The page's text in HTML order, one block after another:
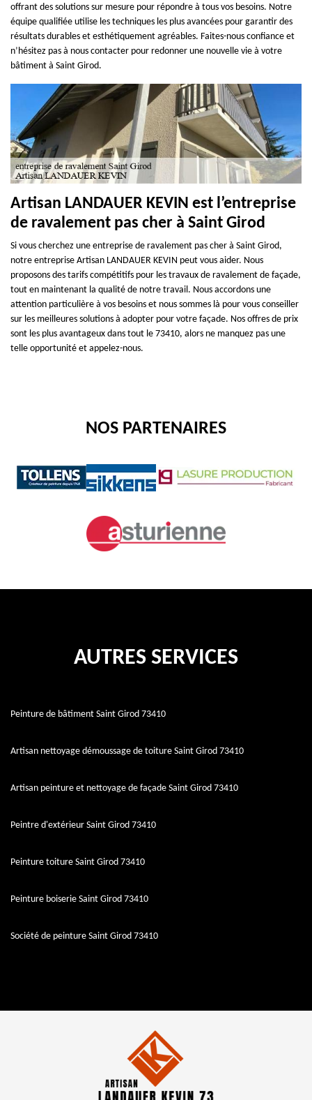
offrant des solutions sur mesure pour répondre à tous vos besoins. Notre
équipe qualifiée utilise les techniques les plus avancées pour garantir des
résultats durables et esthétiquement agréables. Faites-nous confiance et
n’hésitez pas à nous contacter pour redonner une nouvelle vie à votre
bâtiment à Saint Girod.
Artisan LANDAUER KEVIN est l’entreprise
de ravalement pas cher à Saint Girod
Si vous cherchez une entreprise de ravalement pas cher à Saint Girod,
notre entreprise Artisan LANDAUER KEVIN peut vous aider. Nous
proposons des tarifs compétitifs pour les travaux de ravalement de façade,
tout en maintenant la qualité de notre travail. Nous accordons une
attention particulière à vos besoins et nous sommes là pour vous conseiller
sur les meilleures solutions à adopter pour votre façade. Nos offres de prix
sont les plus avantageux dans tout le 73410, alors ne manquez pas une
telle opportunité et appelez-nous.
NOS PARTENAIRES
AUTRES SERVICES
Peinture de bâtiment Saint Girod 73410
Artisan nettoyage démoussage de toiture Saint Girod 73410
Artisan peinture et nettoyage de façade Saint Girod 73410
Peintre d'extérieur Saint Girod 73410
Peinture toiture Saint Girod 73410
Peinture boiserie Saint Girod 73410
Société de peinture Saint Girod 73410